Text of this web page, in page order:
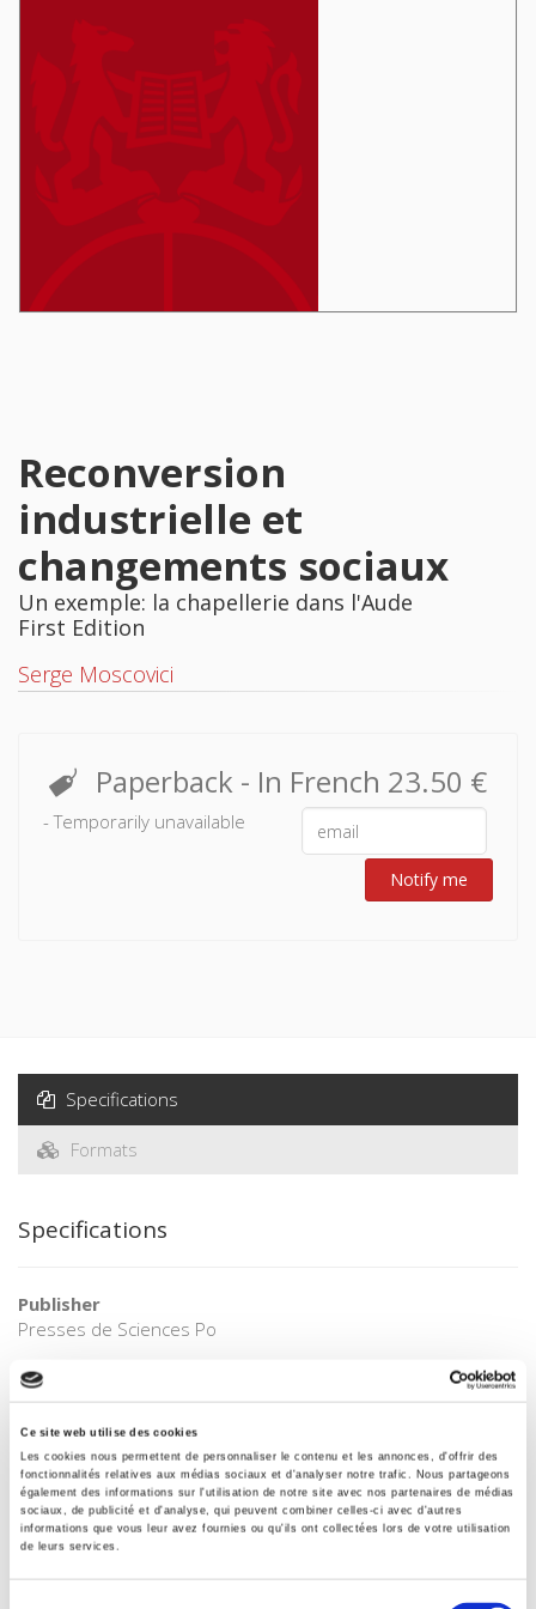
Ce site web utilise des cookies
Les cookies nous permettent de personnaliser le contenu et les annonces, d'offrir des
fonctionnalités relatives aux médias sociaux et d'analyser notre trafic. Nous partageons
également des informations sur l'utilisation de notre site avec nos partenaires de médias
sociaux, de publicité et d'analyse, qui peuvent combiner celles-ci avec d'autres
informations que vous leur avez fournies ou qu'ils ont collectées lors de votre utilisation
de leurs services.
Reconversion
industrielle et
changements sociaux
Un exemple: la chapellerie dans l'Aude
First Edition
Serge Moscovici
Paperback - In French 23.50 €
- Temporarily unavailable
Notify me
Specifications
Formats
Specifications
Publisher
Presses de Sciences Po
Author
Serge Moscovici
Collection
Académique
Language
French
Tags